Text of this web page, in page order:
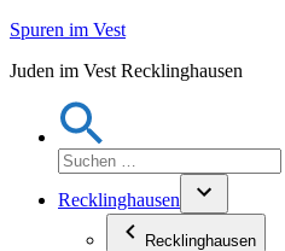
Zum
springen
Spuren im Vest
Juden im Vest Recklinghausen
Suchen
nach:
Recklinghausen
Recklinghausen